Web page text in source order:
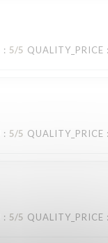
: 5/5 QUALITY_PRICE
: 5/5 QUALITY_PRICE
: 5/5 QUALITY_PRICE